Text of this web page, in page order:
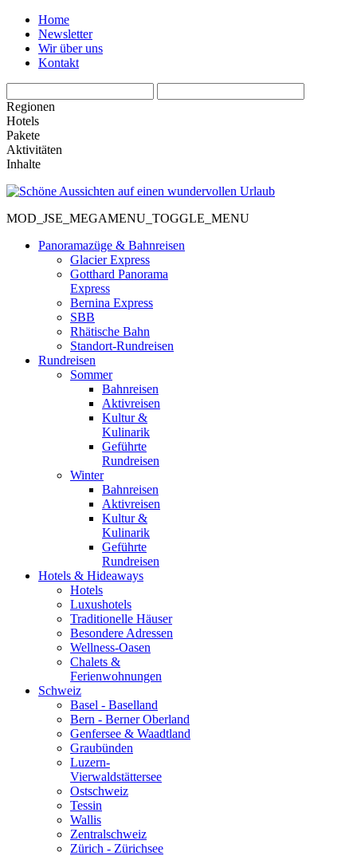
Home
Newsletter
Wir über uns
Kontakt
Regionen
Hotels
Pakete
Aktivitäten
Inhalte
MOD_JSE_MEGAMENU_TOGGLE_MENU
Panoramazüge & Bahnreisen
Glacier Express
Gotthard Panorama
Express
Bernina Express
SBB
Rhätische Bahn
Standort-Rundreisen
Rundreisen
Sommer
Bahnreisen
Aktivreisen
Kultur &
Kulinarik
Geführte
Rundreisen
Winter
Bahnreisen
Aktivreisen
Kultur &
Kulinarik
Geführte
Rundreisen
Hotels & Hideaways
Hotels
Luxushotels
Traditionelle Häuser
Besondere Adressen
Wellness-Oasen
Chalets &
Ferienwohnungen
Schweiz
Basel - Baselland
Bern - Berner Oberland
Genfersee & Waadtland
Graubünden
Luzern-
Vierwaldstättersee
Ostschweiz
Tessin
Wallis
Zentralschweiz
Zürich - Zürichsee